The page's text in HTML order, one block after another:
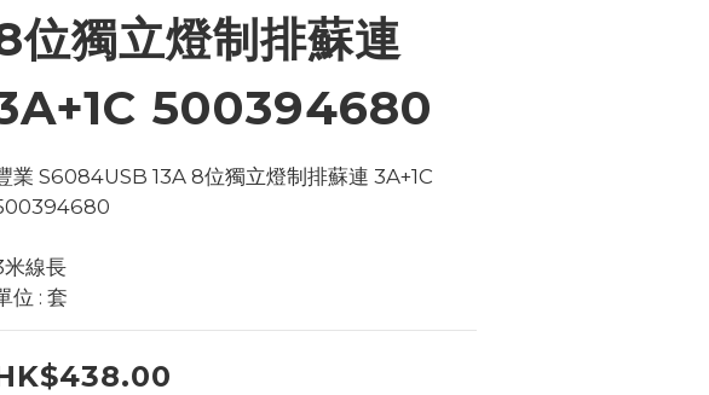
位獨立燈制排蘇連
500394680
業 S6084USB 13A 8位獨立燈制排蘇連 3A+1C
米線長
位 : 套